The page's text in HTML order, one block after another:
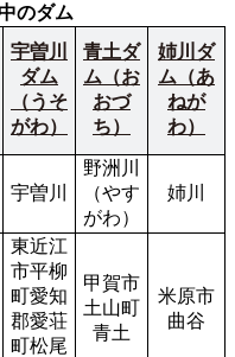
のダム
宇曽川
ダム
（うそ
がわ）
青土ダ
ム（お
おづ
ち）
姉川ダ
ム（あ
ねが
わ）
宇曽川
野洲川
（やす
がわ）
姉川
東近江
市平柳
町愛知
郡愛荘
町松尾
甲賀市
土山町
青土
米原市
曲谷